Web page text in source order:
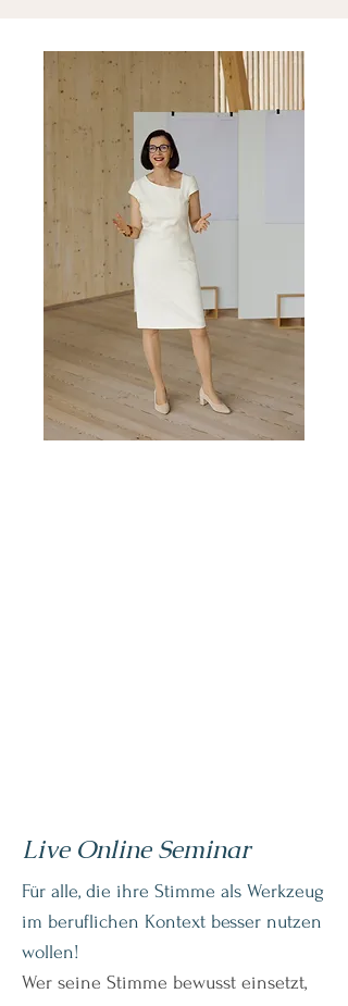
Live Online Seminar
Für alle, die ihre Stimme als Werkzeug
im beruflichen Kontext besser nutzen
wollen!
Wer seine Stimme bewusst einsetzt,